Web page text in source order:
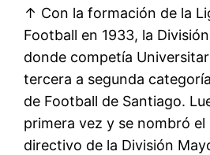
↑ Con la formación de la
Football en 1933, la
donde competía
tercera a segunda
de Football de Santiago.
primera vez y se nombró
directivo de la División